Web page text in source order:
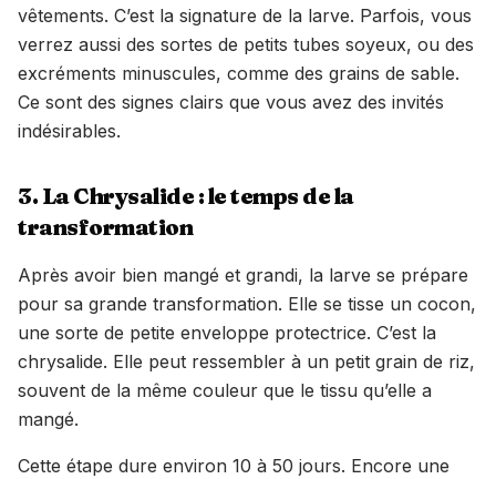
vêtements. C’est la signature de la larve. Parfois, vous
verrez aussi des sortes de petits tubes soyeux, ou des
excréments minuscules, comme des grains de sable.
Ce sont des signes clairs que vous avez des invités
indésirables.
3. La Chrysalide : le temps de la
transformation
Après avoir bien mangé et grandi, la larve se prépare
pour sa grande transformation. Elle se tisse un cocon,
une sorte de petite enveloppe protectrice. C’est la
chrysalide. Elle peut ressembler à un petit grain de riz,
souvent de la même couleur que le tissu qu’elle a
mangé.
Cette étape dure environ 10 à 50 jours. Encore une